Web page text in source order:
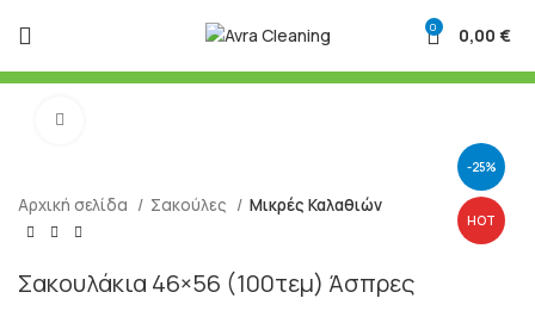
0 0,00 €
-25%
HOT
Αρχική σελίδα Σακούλες Μικρές Καλαθιών
Σακουλάκια 46×56 (100τεμ) Άσπρες